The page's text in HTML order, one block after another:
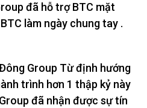
đã hỗ trợ BTC mặt
làm ngày chung tay .
Group Từ định hướng
trình hơn 1 thập kỷ này
đã nhận được sự tín